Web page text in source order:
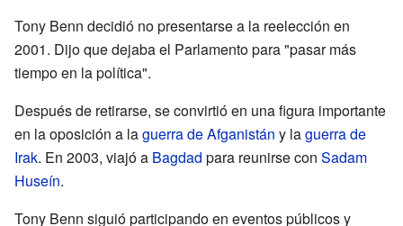
Tony Benn decidió no presentarse a la reelección en
2001. Dijo que dejaba el Parlamento para "pasar más
tiempo en la política".
Después de retirarse, se convirtió en una figura importante
en la oposición a laguerra de Afganistán y laguerra de
Irak. En 2003, viajó a Bagdad para reunirse con Sadam
Huseín.
Tony Benn siguió participando en eventos públicos y